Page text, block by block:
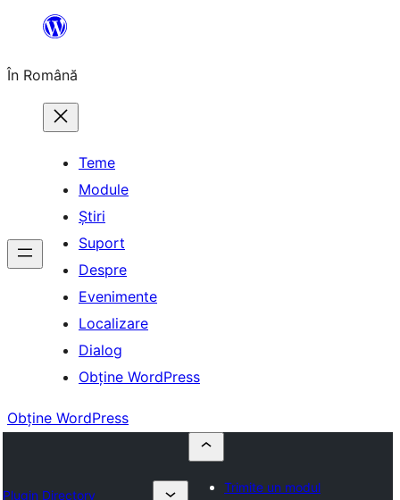
conținut
În Română
Teme
Module
Știri
Suport
Despre
Evenimente
Localizare
Dialog
Obține WordPress
Obține WordPress
Plugin Directory
Trimite un modul